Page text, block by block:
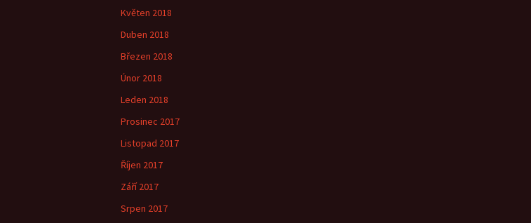
Květen 2018
Duben 2018
Březen 2018
Únor 2018
Leden 2018
Prosinec 2017
Listopad 2017
Říjen 2017
Září 2017
Srpen 2017